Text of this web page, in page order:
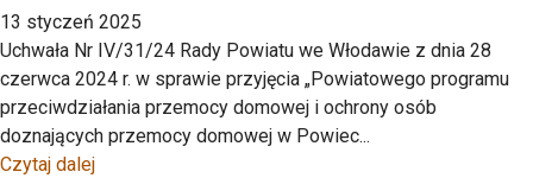
13 styczeń 2025
Uchwała Nr IV/31/24 Rady Powiatu we Włodawie z dnia 28
czerwca 2024 r. w sprawie przyjęcia „Powiatowego programu
przeciwdziałania przemocy domowej i ochrony osób
doznających przemocy domowej w Powiec...
Czytaj dalej